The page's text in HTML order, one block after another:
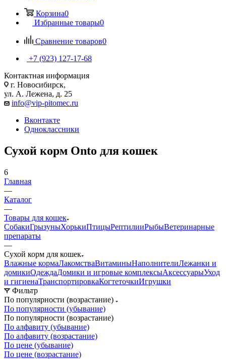
Корзина0
Избранные товары0
Сравнение товаров0
+7 (923) 127-17-68
Контактная информация
г. Новосибирск,
ул. А. Лежена, д. 25
info@vip-pitomec.ru
Вконтакте
Одноклассники
Сухой корм Onto для кошек
6
Главная
—
Каталог
—
Товары для кошек
СобакиГрызуныХорькиПтицыРептилииРыбыВетеринарные
препараты
—
Сухой корм для кошек
Влажные кормаЛакомстваВитаминыНаполнителиЛежанки и
домикиОдеждаДомики и игровые комплексыАксессуарыУход
и гигиенаТранспортировкаКогтеточкиИгрушки
Фильтр
По популярности (возрастание)
По популярности (убывание)
По популярности (возрастание)
По алфавиту (убывание)
По алфавиту (возрастание)
По цене (убывание)
По цене (возрастание)